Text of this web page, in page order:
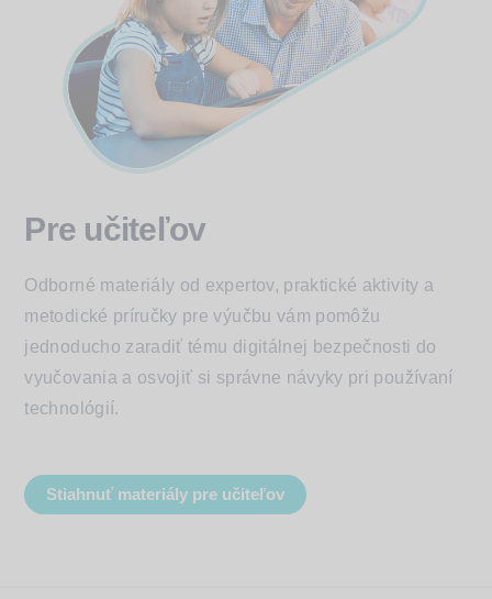
Pre učiteľov
Odborné materiály od expertov, praktické aktivity a
metodické príručky pre výučbu vám pomôžu
jednoducho zaradiť tému digitálnej bezpečnosti do
vyučovania a osvojiť si správne návyky pri používaní
technológií.
Stiahnuť materiály pre učiteľov